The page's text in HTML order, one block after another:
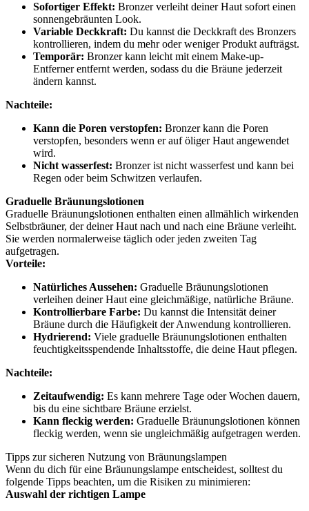
Sofortiger Effekt: Bronzer verleiht deiner Haut sofort einen
sonnengebräunten Look.
Variable Deckkraft: Du kannst die Deckkraft des Bronzers
kontrollieren, indem du mehr oder weniger Produkt aufträgst.
Temporär: Bronzer kann leicht mit einem Make-up-
Entferner entfernt werden, sodass du die Bräune jederzeit
ändern kannst.
Nachteile:
Kann die Poren verstopfen: Bronzer kann die Poren
verstopfen, besonders wenn er auf öliger Haut angewendet
wird.
Nicht wasserfest: Bronzer ist nicht wasserfest und kann bei
Regen oder beim Schwitzen verlaufen.
Graduelle Bräunungslotionen
Graduelle Bräunungslotionen enthalten einen allmählich wirkenden
Selbstbräuner, der deiner Haut nach und nach eine Bräune verleiht.
Sie werden normalerweise täglich oder jeden zweiten Tag
aufgetragen.
Vorteile:
Natürliches Aussehen: Graduelle Bräunungslotionen
verleihen deiner Haut eine gleichmäßige, natürliche Bräune.
Kontrollierbare Farbe: Du kannst die Intensität deiner
Bräune durch die Häufigkeit der Anwendung kontrollieren.
Hydrierend: Viele graduelle Bräunungslotionen enthalten
feuchtigkeitsspendende Inhaltsstoffe, die deine Haut pflegen.
Nachteile:
Zeitaufwendig: Es kann mehrere Tage oder Wochen dauern,
bis du eine sichtbare Bräune erzielst.
Kann fleckig werden: Graduelle Bräunungslotionen können
fleckig werden, wenn sie ungleichmäßig aufgetragen werden.
Tipps zur sicheren Nutzung von Bräunungslampen
Wenn du dich für eine Bräunungslampe entscheidest, solltest du
folgende Tipps beachten, um die Risiken zu minimieren:
Auswahl der richtigen Lampe